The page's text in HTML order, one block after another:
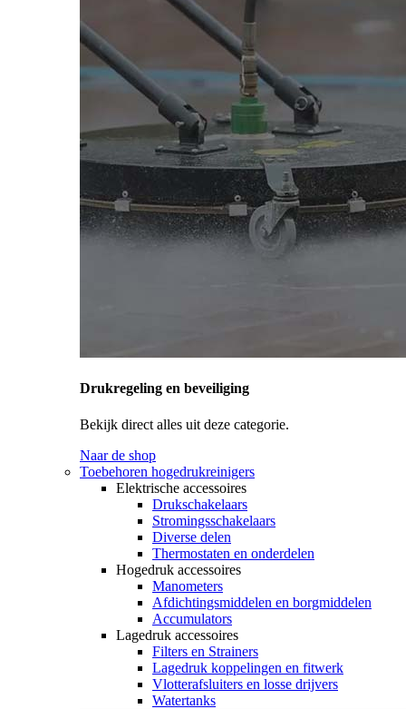
Drukregeling en beveiliging
Bekijk direct alles uit deze categorie.
Naar de shop
Toebehoren hogedrukreinigers
Elektrische accessoires
Drukschakelaars
Stromingsschakelaars
Diverse delen
Thermostaten en onderdelen
Hogedruk accessoires
Manometers
Afdichtingsmiddelen en borgmiddelen
Accumulators
Lagedruk accessoires
Filters en Strainers
Lagedruk koppelingen en fitwerk
Vlotterafsluiters en losse drijvers
Watertanks